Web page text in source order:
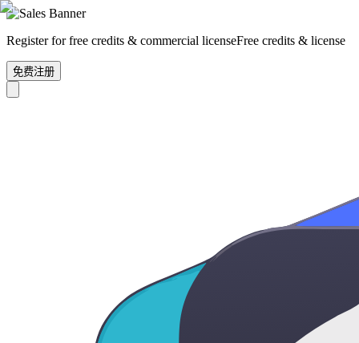
Register for free credits & commercial licenseFree credits & license
免费注册